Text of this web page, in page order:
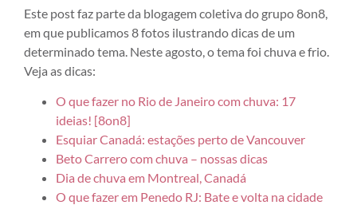
Este post faz parte da blogagem coletiva do grupo 8on8,
em que publicamos 8 fotos ilustrando dicas de um
determinado tema. Neste agosto, o tema foi chuva e frio.
Veja as dicas:
O que fazer no Rio de Janeiro com chuva: 17
ideias! [8on8]
Esquiar Canadá: estações perto de Vancouver
Beto Carrero com chuva – nossas dicas
Dia de chuva em Montreal, Canadá
O que fazer em Penedo RJ: Bate e volta na cidade